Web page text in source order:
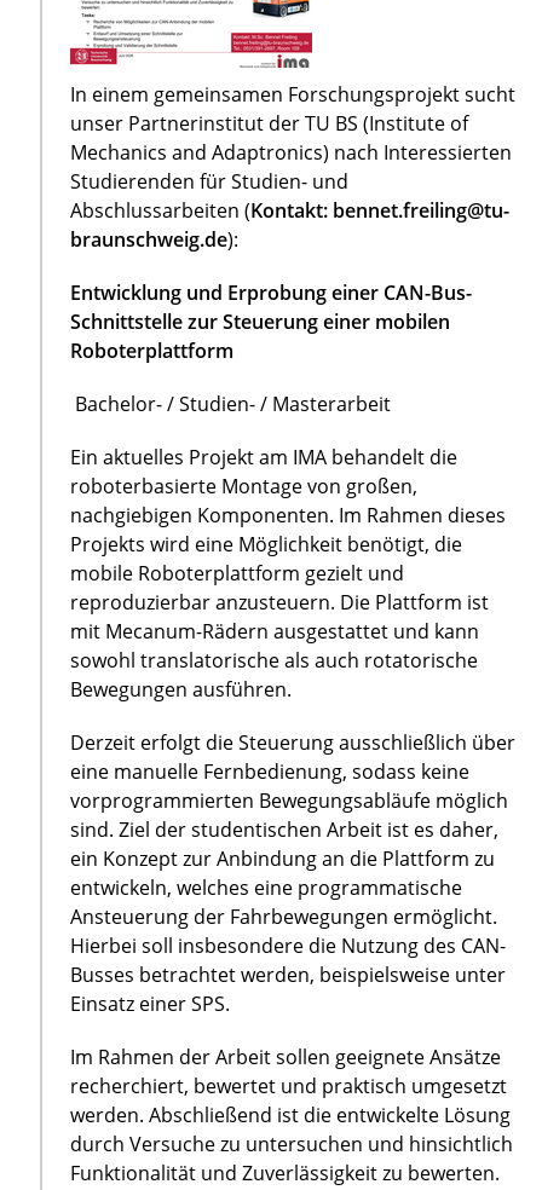
In einem gemeinsamen Forschungsprojekt sucht
unser Partnerinstitut der TU BS (Institute of
Mechanics and Adaptronics) nach Interessierten
Studierenden für Studien- und
Abschlussarbeiten (Kontakt: bennet.freiling@tu-
braunschweig.de):
Entwicklung und Erprobung einer CAN-Bus-
Schnittstelle zur Steuerung einer mobilen
Roboterplattform
Bachelor- / Studien- / Masterarbeit
Ein aktuelles Projekt am IMA behandelt die
roboterbasierte Montage von großen,
nachgiebigen Komponenten. Im Rahmen dieses
Projekts wird eine Möglichkeit benötigt, die
mobile Roboterplattform gezielt und
reproduzierbar anzusteuern. Die Plattform ist
mit Mecanum-Rädern ausgestattet und kann
sowohl translatorische als auch rotatorische
Bewegungen ausführen.
Derzeit erfolgt die Steuerung ausschließlich über
eine manuelle Fernbedienung, sodass keine
vorprogrammierten Bewegungsabläufe möglich
sind. Ziel der studentischen Arbeit ist es daher,
ein Konzept zur Anbindung an die Plattform zu
entwickeln, welches eine programmatische
Ansteuerung der Fahrbewegungen ermöglicht.
Hierbei soll insbesondere die Nutzung des CAN-
Busses betrachtet werden, beispielsweise unter
Einsatz einer SPS.
Im Rahmen der Arbeit sollen geeignete Ansätze
recherchiert, bewertet und praktisch umgesetzt
werden. Abschließend ist die entwickelte Lösung
durch Versuche zu untersuchen und hinsichtlich
Funktionalität und Zuverlässigkeit zu bewerten.